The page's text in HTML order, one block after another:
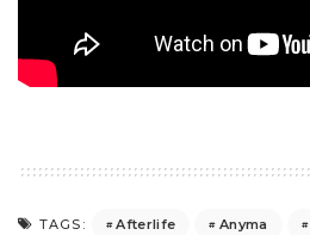
TAGS: Afterlife Anyma